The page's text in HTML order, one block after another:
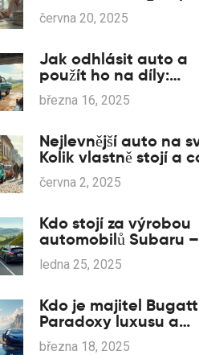
lupou
června 20, 2025
Jak odhlásit auto a
použít ho na díly:
Praktický návod
března 16, 2025
Nejlevnější auto na
Kolik vlastně stojí a
to dostanete?
června 2, 2025
Kdo stojí za výrobou
automobilů Subaru –
odhalení tajemství
produkce
ledna 25, 2025
Kdo je majitel
Paradoxy luxusu a
špičkové technologie
března 18, 2025